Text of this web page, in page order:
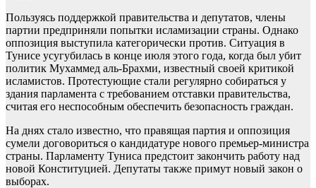
Пользуясь поддержкой правительства и депутатов, члены
партии предприняли попытки исламизации страны. Однако
оппозиция выступила категорически против. Ситуация в
Тунисе усугубилась в конце июля этого года, когда был убит
политик Мухаммед аль-Брахми, известный своей критикой
исламистов. Протестующие стали регулярно собираться у
здания парламента с требованием отставки правительства,
считая его неспособным обеспечить безопасность граждан.
На днях стало известно, что правящая партия и оппозиция
сумели договориться о кандидатуре нового премьер-министра
страны. Парламенту Туниса предстоит закончить работу над
новой Конституцией. Депутаты также примут новый закон о
выборах.